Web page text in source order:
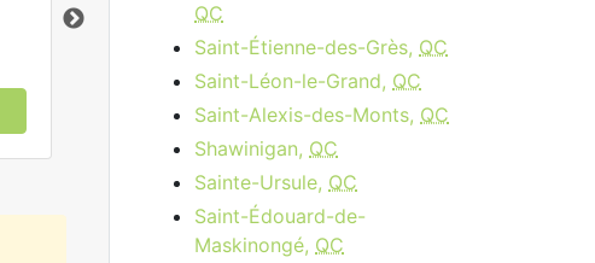
Limite de données:
Vers le bas:1Gbps
Commandez Maintenant
QC
Saint-Étienne-des-Grès, QC
Saint-Léon-le-Grand, QC
Saint-Alexis-des-Monts, QC
Shawinigan, QC
Sainte-Ursule, QC
Saint-Édouard-de-
Maskinongé, QC